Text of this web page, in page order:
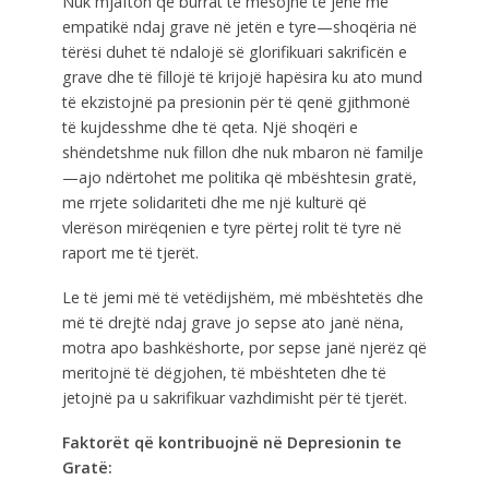
empatikë ndaj grave në jetën e tyre—shoqëria në
tërësi duhet të ndalojë së glorifikuari sakrificën e
grave dhe të fillojë të krijojë hapësira ku ato mund
të ekzistojnë pa presionin për të qenë gjithmonë
të kujdesshme dhe të qeta. Një shoqëri e
shëndetshme nuk fillon dhe nuk mbaron në familje
—ajo ndërtohet me politika që mbështesin gratë,
me rrjete solidariteti dhe me një kulturë që
vlerëson mirëqenien e tyre përtej rolit të tyre në
raport me të tjerët.
Le të jemi më të vetëdijshëm, më mbështetës dhe
më të drejtë ndaj grave jo sepse ato janë nëna,
motra apo bashkëshorte, por sepse janë njerëz që
meritojnë të dëgjohen, të mbështeten dhe të
jetojnë pa u sakrifikuar vazhdimisht për të tjerët.
Faktorët që kontribuojnë në Depresionin te
Gratë: